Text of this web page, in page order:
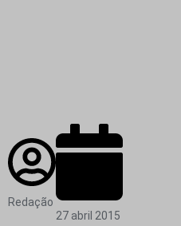
Redação
27 abril 2015